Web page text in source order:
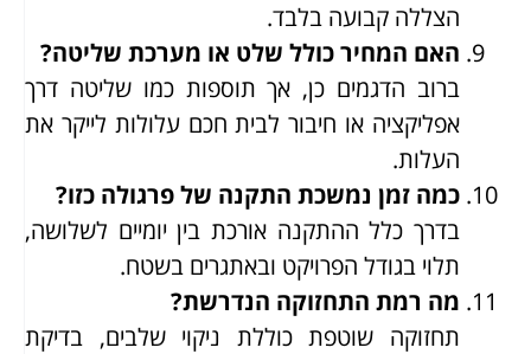
הצללה קבועה בלבד.
האם המחיר כולל שלט או מערכת שליטה?
ברוב הדגמים כן, אך תוספות כמו שליטה דרך
אפליקציה או חיבור לבית חכם עלולות לייקר את
העלות.
כמה זמן נמשכת התקנה של פרגולה כזו?
בדרך כלל ההתקנה אורכת בין יומיים לשלושה,
תלוי בגודל הפרויקט ובאתגרים בשטח.
מה רמת התחזוקה הנדרשת?
תחזוקה שוטפת כוללת ניקוי שלבים, בדיקת